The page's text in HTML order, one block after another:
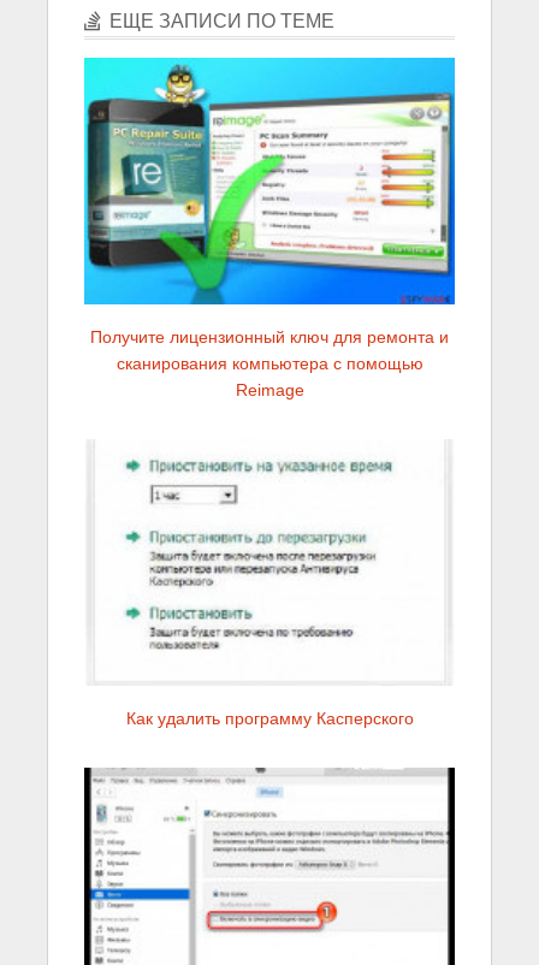
ЕЩЕ ЗАПИСИ ПО ТЕМЕ
Получите лицензионный ключ для ремонта и
сканирования компьютера с помощью
Reimage
Как удалить программу Касперского